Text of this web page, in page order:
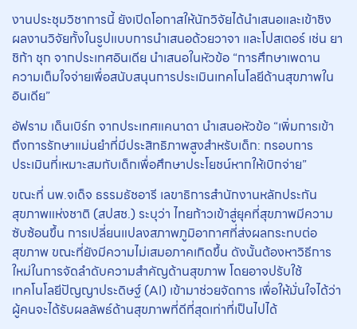
งานประชุมวิชาการนี้ ยังเปิดโอกาสให้นักวิจัยได้นำเสนอและเข้าชิง
ผลงานวิจัยทั้งในรูปแบบการนำเสนอด้วยวาจา และโปสเตอร์ เช่น ยา
ชิก้า ชุก จากประเทศอินเดีย นำเสนอในหัวข้อ “การศึกษาเพดาน
ความเต็มใจจ่ายเพื่อสนับสนุนการประเมินเทคโนโลยีด้านสุขภาพใน
อินเดีย”
อัฟราม เด็นเบิร์ก จากประเทศแคนาดา นำเสนอหัวข้อ “เพิ่มการเข้า
ถึงการรักษาแม่นยำที่มีประสิทธิภาพสูงสำหรับเด็ก: กรอบการ
ประเมินที่เหมาะสมกับเด็กเพื่อศึกษาประโยชน์หากให้เบิกจ่าย”
ขณะที่ นพ.จเด็จ ธรรมธัชอารี เลขาธิการสำนักงานหลักประกัน
สุขภาพแห่งชาติ (สปสช.) ระบุว่า ไทยก้าวเข้าสู่ยุคที่สุขภาพมีความ
ซับซ้อนขึ้น การเปลี่ยนแปลงสภาพภูมิอากาศที่ส่งผลกระทบต่อ
สุขภาพ ขณะที่ยังมีความไม่เสมอภาคเกิดขึ้น ดังนั้นต้องหาวิธีการ
ใหม่ในการจัดลำดับความสำคัญด้านสุขภาพ โดยอาจปรับใช้
เทคโนโลยีปัญญาประดิษฐ์ (AI) เข้ามาช่วยจัดการ เพื่อให้มั่นใจได้ว่า
ผู้คนจะได้รับผลลัพธ์ด้านสุขภาพที่ดีที่สุดเท่าที่เป็นไปได้